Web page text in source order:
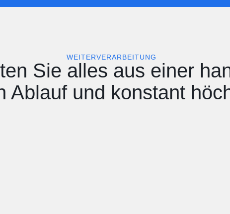
WEITERVERARBEITUNG
Sie alles aus einer
Ablauf und konstant